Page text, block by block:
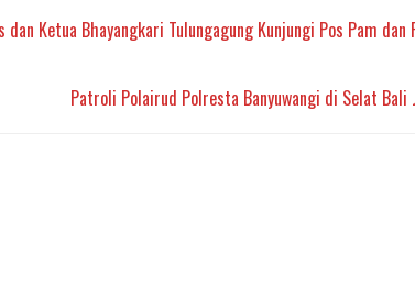
Ketua Bhayangkari Tulungagung Kunjungi Pos Pam dan
Patroli Polairud Polresta Banyuwangi di Selat Bali